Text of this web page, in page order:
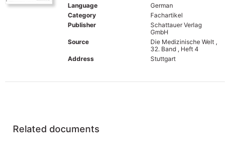
Language
German
Category
Fachartikel
Publisher
Schattauer Verlag
GmbH
Source
Die Medizinische Welt ,
32. Band , Heft 4
Address
Stuttgart
Related documents